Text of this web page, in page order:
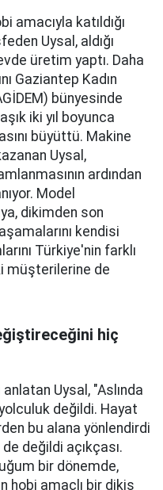
amacıyla katıldığı
Uysal, aldığı
üretim yaptı. Daha
Gaziantep Kadın
bünyesinde
iki yıl boyunca
büyüttü. Makine
Uysal,
ardından
Model
dikimden son
kendisi
Türkiye'nin farklı
müşterilerine de
hiç
Uysal, "Aslında
değildi. Hayat
bu alana yönlendirdi
değildi açıkçası.
bir dönemde,
hobi amaçlı bir dikiş